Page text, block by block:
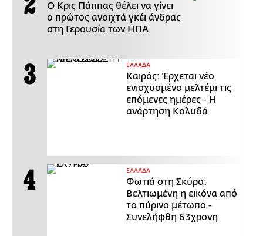
Ο Κρις Πάππας θέλει να γίνει
ο πρώτος ανοιχτά γκέι άνδρας
στη Γερουσία των ΗΠΑ
ΕΛΛΑΔΑ
Καιρός: Έρχεται νέο
ενισχυσμένο μελτέμι τις
επόμενες ημέρες - Η
ανάρτηση Κολυδά
ΕΛΛΑΔΑ
Φωτιά στη Σκύρο:
Βελτιωμένη η εικόνα από
το πύρινο μέτωπο -
Συνελήφθη 63χρονη